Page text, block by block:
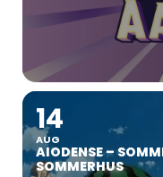
14
AUG
AIODENSE –
SOMMERHUS